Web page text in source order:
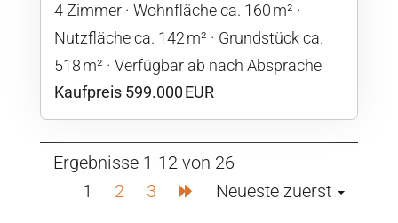
4 Zimmer
Wohnfläche ca. 160 m²
Nutzfläche ca. 142 m²
Grund­stück ca.
518 m²
Verfügbar ab nach Absprache
Kaufpreis 599.000 EUR
Ergebnisse 1-12 von 26
1
2 3 Neueste zuerst